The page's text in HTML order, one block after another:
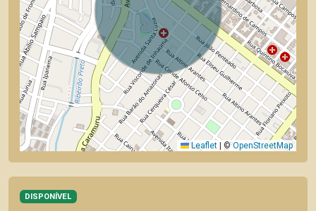
Leaflet ©OpenStreetMap
DISPONÍVEL